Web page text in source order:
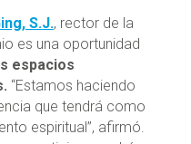
S.J., rector de la
es una oportunidad
espacios
“Estamos haciendo
que tendrá como
espiritual”, afirmó.